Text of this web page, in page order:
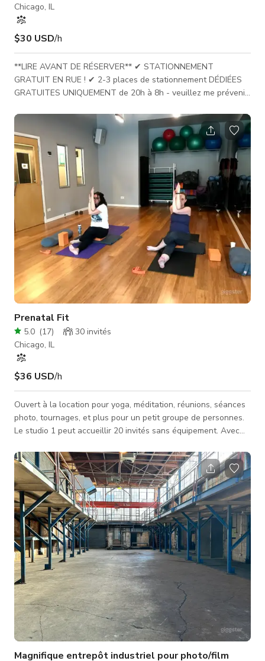
Chicago, IL
$30 USD/h
**LIRE AVANT DE RÉSERVER** ✔ STATIONNEMENT
GRATUIT EN RUE ! ✔ 2-3 places de stationnement DÉDIÉES
GRATUITES UNIQUEMENT de 20h à 8h - veuillez me prévenir
de 1300 pieds carrés. ✔ TRÈS spacieux avec hauts plafonds
✔ PROPRE et désinfecté (même les interrupteurs) ✔
ENTIERÈREMENT AÉRÉ entre les réservations. ✔ Confortable
et lumineux. ✔ Brique rose historique célèbre de Chicago. ✔
ANIMAUX ACCEPTÉS avec a
Prenatal Fit
5.0 (17) 30 invités
Chicago, IL
$36 USD/h
Ouvert à la location pour yoga, méditation, réunions, séances
photo, tournages, et plus pour un petit groupe de personnes.
Le studio 1 peut accueillir 20 invités sans équipement. Avec
Magnifique entrepôt industriel pour photo/film